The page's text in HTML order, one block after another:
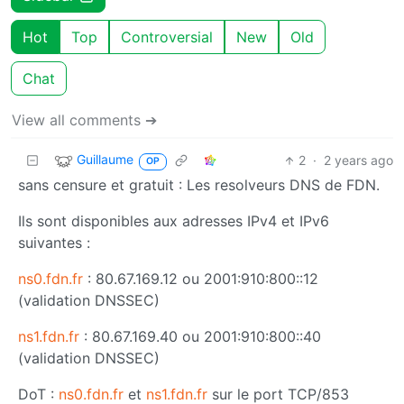
Hot Top Controversial New Old
Chat
View all comments ➔
Guillaume OP 2 · 2 years ago
sans censure et gratuit : Les resolveurs DNS de FDN.
Ils sont disponibles aux adresses IPv4 et IPv6
suivantes :
ns0.fdn.fr : 80.67.169.12 ou 2001:910:800::12
(validation DNSSEC)
ns1.fdn.fr : 80.67.169.40 ou 2001:910:800::40
(validation DNSSEC)
DoT : ns0.fdn.fr et ns1.fdn.fr sur le port TCP/853